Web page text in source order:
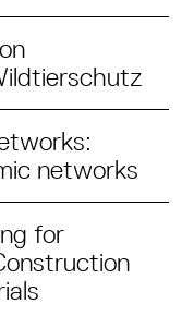
networks
for